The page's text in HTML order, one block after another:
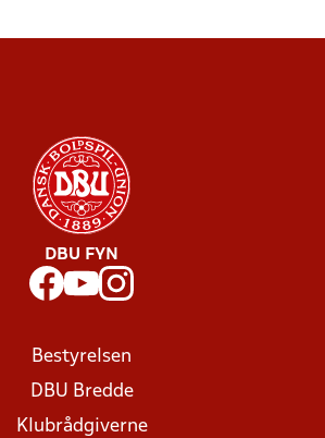
DBU FYN
Bestyrelsen
DBU Bredde
Klubrådgiverne